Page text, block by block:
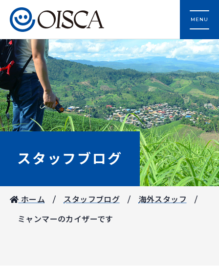
MENU
スタッフブログ
ホーム スタッフブログ 海外スタッフ
ミャンマーのカイザーです